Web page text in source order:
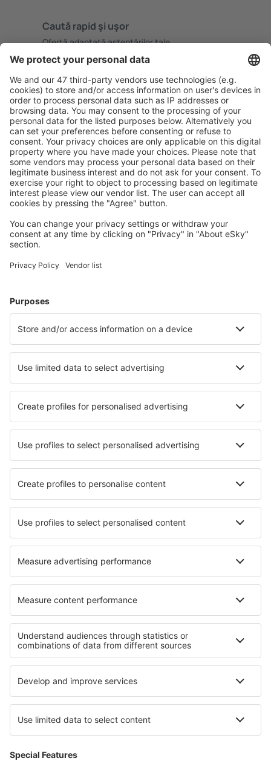
Caută rapid şi uşor
Ofertă adaptată aşteptărilor tale.
Planifică ȋn siguranţă
Rezervare fără griji cu opțiune gratuită de anulare.
Economiseşte mai mult
Prețuri atractive și oferte speciale pentru utilizatorii
conectați.
Cazarea preferată
Alege din peste 1,3 mil. de opţiuni: hoteluri, cabane,
Cele mai căutate cazări de către utilizatorii eSky
Cazare în Solden
Cazare în Viena Cazare în Schladming
Cazare în Bad Mitterndorf Cazare în Donnersbachwald
Cazare Fuegenberg Cazare în Hollersbach im Pinzgau
Cele mai bune locuri de cazare - orașe
Cazare în Schmallenberg Cazare în Momcilovți
Cazare în La Pernelle Cazare în Boutigny-sur-Essonnes
Cazare în Molleda Cazare în Torsken
Cele mai bune locuri de cazare - regiuni
Cazare in Montafon Cazare în Bad Mittendorf
Cazare in Pitztal Cazare în Hochpustertal
Cazare în Obertauern Cazare în Ore Mountains
Cazare in Pernik Cazare in Lombardia